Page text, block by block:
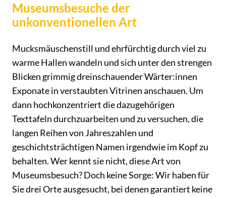
Museumsbesuche der
unkonventionellen Art
Mucksmäuschenstill und ehrfürchtig durch viel zu
warme Hallen wandeln und sich unter den strengen
Blicken grimmig dreinschauender Wärter:innen
Exponate in verstaubten Vitrinen anschauen. Um
dann hochkonzentriert die dazugehörigen
Texttafeln durchzuarbeiten und zu versuchen, die
langen Reihen von Jahreszahlen und
geschichtsträchtigen Namen irgendwie im Kopf zu
behalten. Wer kennt sie nicht, diese Art von
Museumsbesuch? Doch keine Sorge: Wir haben für
Sie drei Orte ausgesucht, bei denen garantiert keine